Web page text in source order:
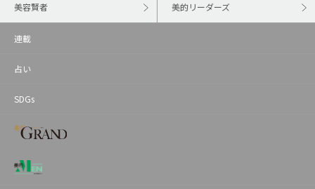
美容賢者 美的リーダーズ
連載
占い
SDGs